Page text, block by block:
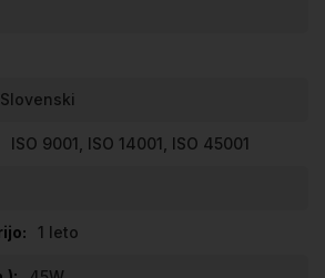
Slovenski
ISO 9001, ISO 14001, ISO 45001
1 leto